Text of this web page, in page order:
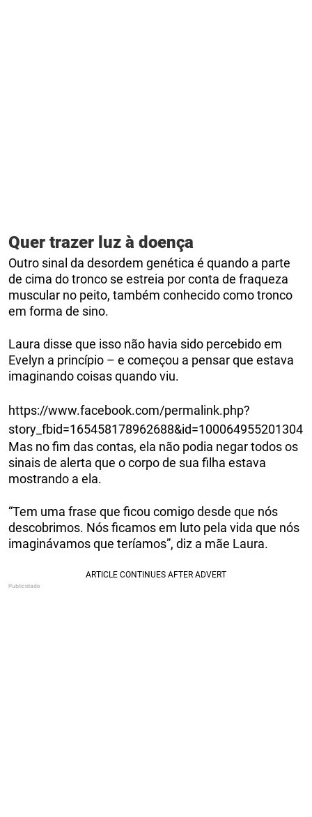
Quer trazer luz à doença
Outro sinal da desordem genética é quando a parte
de cima do tronco se estreia por conta de fraqueza
muscular no peito, também conhecido como tronco
em forma de sino.
Laura disse que isso não havia sido percebido em
Evelyn a princípio – e começou a pensar que estava
imaginando coisas quando viu.
https://www.facebook.com/permalink.php?
story_fbid=165458178962688&id=100064955201304
Mas no fim das contas, ela não podia negar todos os
sinais de alerta que o corpo de sua filha estava
mostrando a ela.
“Tem uma frase que ficou comigo desde que nós
descobrimos. Nós ficamos em luto pela vida que nós
imaginávamos que teríamos”, diz a mãe Laura.